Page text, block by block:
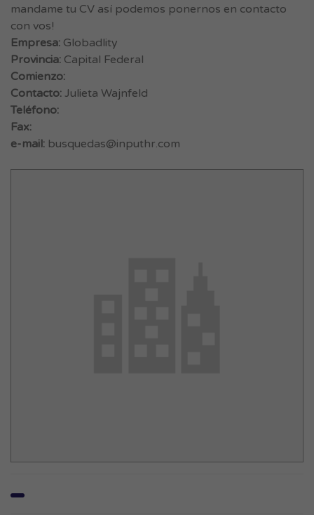
mandame tu CV así podemos ponernos en contacto
con vos!
Empresa: Globadlity
Provincia: Capital Federal
Comienzo:
Contacto: Julieta Wajnfeld
Teléfono:
Fax:
e-mail: busquedas@inputhr.com